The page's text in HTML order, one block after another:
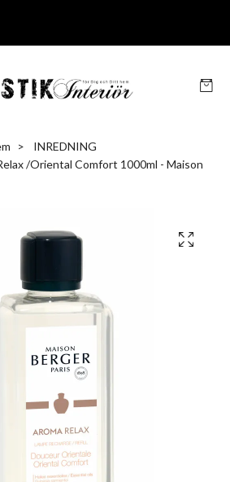
INREDNING
/Oriental Comfort 1000ml - Maison